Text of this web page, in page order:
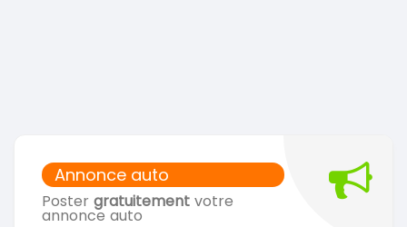
Annonce auto
Poster gratuitement votre
annonce auto